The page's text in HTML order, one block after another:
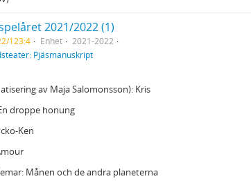
2021/2022 (1)
123:4 Enhet
2021-2022
Pjäsmanuskript
av Maja Salomonsson): Kris
droppe honung
Ken
Månen och de andra planeterna